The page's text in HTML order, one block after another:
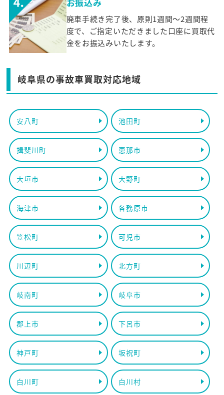
廃車手続き完了後、原則1週間～2週間程
度で、ご指定いただきました口座に買取代
金をお振込みいたします。
岐阜県の事故車買取対応地域
安八町 池田町
揖斐川町 恵那市
大垣市 大野町
海津市 各務原市
笠松町 可児市
川辺町 北方町
岐南町 岐阜市
郡上市 下呂市
神戸町 坂祝町
白川町 白川村